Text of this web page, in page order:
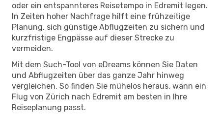
oder ein entspannteres Reisetempo in Edremit legen.
In Zeiten hoher Nachfrage hilft eine frühzeitige
Planung, sich günstige Abflugzeiten zu sichern und
kurzfristige Engpässe auf dieser Strecke zu
vermeiden.
Mit dem Such-Tool von eDreams können Sie Daten
und Abflugzeiten über das ganze Jahr hinweg
vergleichen. So finden Sie mühelos heraus, wann ein
Flug von Zürich nach Edremit am besten in Ihre
Reiseplanung passt.